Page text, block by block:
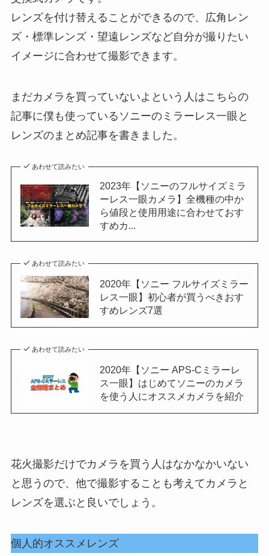
レンズを付け替えることができるので、広角レン
ズ・標準レンズ・望遠レンズなど自分が撮りたい
イメージに合わせて撮影できます。
まだカメラを買っていないよという人はこちらの
記事に僕も使っているソニーのミラーレス一眼と
レンズのまとめ記事を書きました。
あわせて読みたい
2023年【ソニーのフルサイズミラ
ーレス一眼カメラ】全機種の中か
ら値段と使用用途に合わせておす
すめカ...
あわせて読みたい
2020年【ソニー フルサイズミラー
レス一眼】初心者が買うべきおす
すめレンズ7選
あわせて読みたい
2020年【ソニー APS-Cミラーレ
ス一眼】はじめてソニーのカメラ
を使う人にオススメカメラを紹介
花火撮影だけでカメラを買う人はなかなかいない
と思うので、他で撮影することも考えてカメラと
レンズを選ぶと良いでしょう。
個人的オススメレンズ